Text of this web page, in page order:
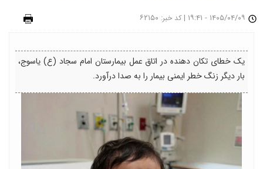
| کد خبر: ۶۲۱۵۰
یک خطای تکان دهنده در اتاق عمل بیمارستان امام سجاد (ع) یاسوج،
بار دیگر زنگ خطر ایمنی بیمار را به صدا درآورد.